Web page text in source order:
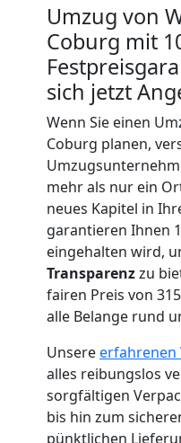
Umzug von
Coburg mit
sich jetzt
Wenn Sie einen
Coburg planen,
mehr als nur ein
neues Kapitel in
garantieren Ihnen
eingehalten wird,
Transparenzzu
fairen Preis von
alle Belange rund
Unsereerfahrenen
alles reibungslos
sorgfältigen
bis hin zum
pünktlichen
Wolfsberg
Umzug
für
Senioren
Wolfsberg
Fernumzug
Wolfsberg